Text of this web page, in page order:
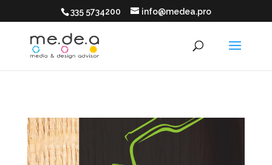
335 5734200 info@medea.pro